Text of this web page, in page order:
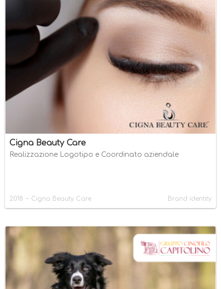
Cigna Beauty Care
Realizzazione Logotipo e Coordinato aziendale
2018 - Cigna Beauty Care Brand identity